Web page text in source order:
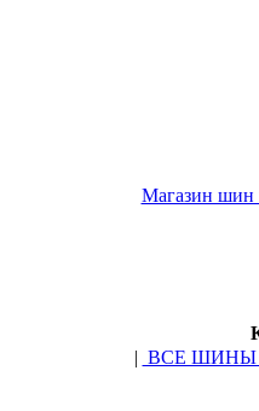
Магазин шин
| ВСЕ ШИНЫ